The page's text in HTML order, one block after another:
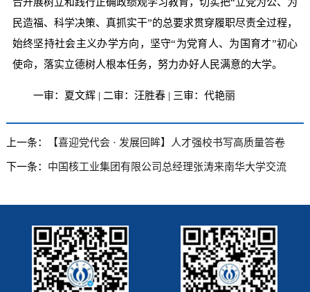
合开展树立和践行正确政绩观学习教育，切实把“立党为公、为
民造福、科学决策、真抓实干”的总要求贯穿履职尽责全过程，
始终坚持社会主义办学方向，坚守“为党育人、为国育才”初心
使命，落实立德树人根本任务，努力办好人民满意的大学。
一审：夏文辉 | 二审：汪胜春 | 三审：代艳丽
上一条： 【喜迎党代会 · 发展回眸】人才强校书写高质量答卷
下一条： 中国核工业集团有限公司总经理张涛来南华大学交流